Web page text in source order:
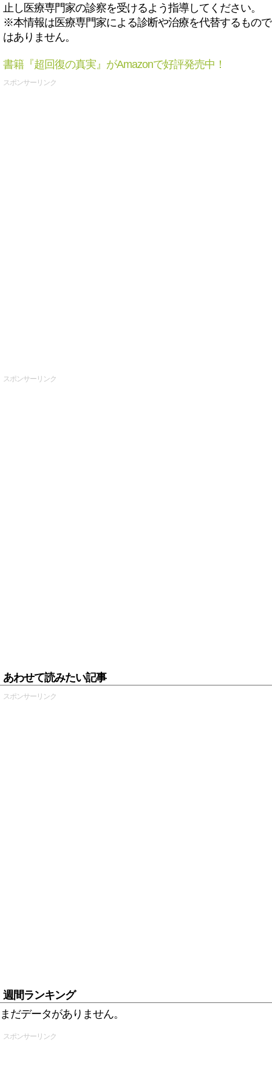
止し医療専門家の診察を受けるよう指導してください。
※本情報は医療専門家による診断や治療を代替するもので
はありません。
書籍『超回復の真実』がAmazonで好評発売中！
スポンサーリンク
スポンサーリンク
あわせて読みたい記事
スポンサーリンク
週間ランキング
まだデータがありません。
スポンサーリンク